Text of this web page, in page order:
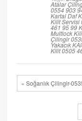
Atalar
0554 903
Kartal Daf
Kilit Servisi
461 95 99
Multlock
Çilingir
Yakacık
Kilit 0505
« Soğanlık Çilingir-